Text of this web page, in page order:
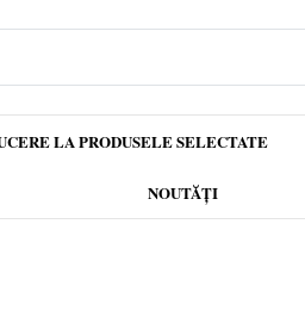
LA PRODUSELE SELECTATE
NOUTĂȚI